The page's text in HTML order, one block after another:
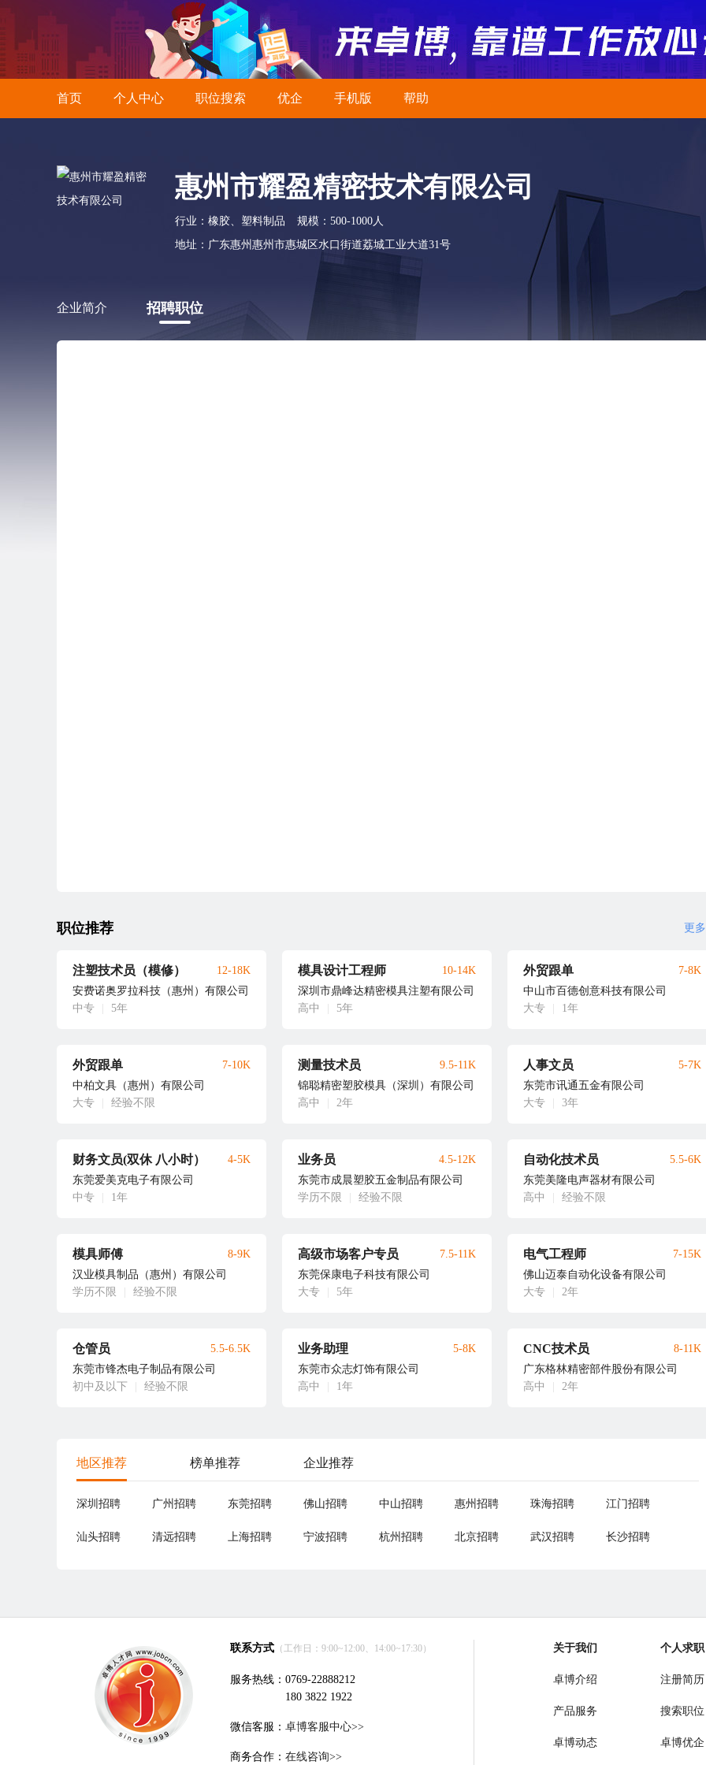
首页 个人中心 职位搜索 优企 手机版 帮助
惠州市耀盈精密技术有限公司
行业：橡胶、塑料制品
规模：500-1000人
地址：广东惠州惠州市惠城区水口街道荔城工业大道31号
企业简介 招聘职位
职位推荐 更
注塑技术员（模修）
安费诺奥罗拉科技（惠州）有限公司
中专
5年
12-18K 模具设计工程师
深圳市鼎峰达精密模具注塑有限公司
高中
5年
10-14K 外贸跟单
中山市百德创意科技有限公司
大专
1年
7-8K
外贸跟单
中柏文具（惠州）有限公司
大专
经验不限
7-10K 测量技术员
锦聪精密塑胶模具（深圳）有限公司
高中
2年
9.5-11K 人事文员
东莞市讯通五金有限公司
大专
3年
5-7K
财务文员(双休 八小时）
东莞爱美克电子有限公司
中专
1年
4-5K 业务员
东莞市成晨塑胶五金制品有限公司
学历不限
经验不限
4.5-12K 自动化技术员
东莞美隆电声器材有限公司
高中
经验不限
5.5-6K
模具师傅
汉业模具制品（惠州）有限公司
学历不限
经验不限
8-9K 高级市场客户专员
东莞保康电子科技有限公司
大专
5年
7.5-11K 电气工程师
佛山迈泰自动化设备有限公司
大专
2年
7-15K
仓管员
东莞市锋杰电子制品有限公司
初中及以下
经验不限
5.5-6.5K 业务助理
东莞市众志灯饰有限公司
高中
1年
5-8K CNC技术员
广东格林精密部件股份有限公司
高中
2年
8-11K
地区推荐 榜单推荐 企业推荐
深圳招聘 广州招聘 东莞招聘 佛山招聘 中山招聘 惠州招聘 珠海招聘 江门招聘
汕头招聘 清远招聘 上海招聘 宁波招聘 杭州招聘 北京招聘 武汉招聘 长沙招聘
联系方式 （工作日：9:00~12:00、14:00~17:30）
服务热线：0769-22888212
180 3822 1922
微信客服： 卓博客服中心>>
商务合作： 在线咨询>>
关于我们
卓博介绍
产品服务
卓博动态
个人求职
注册简历
搜索职位
卓博优企